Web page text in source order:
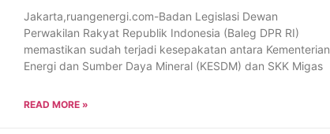
Jakarta,ruangenergi.com-Badan Legislasi Dewan
Perwakilan Rakyat Republik Indonesia (Baleg DPR RI)
memastikan sudah terjadi kesepakatan antara Kementerian
Energi dan Sumber Daya Mineral (KESDM) dan SKK Migas
READ MORE »